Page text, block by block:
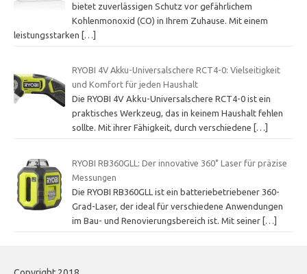
bietet zuverlässigen Schutz vor gefährlichem
Kohlenmonoxid (CO) in Ihrem Zuhause. Mit einem
leistungsstarken
[…]
RYOBI 4V Akku-Universalschere RCT4-0: Vielseitigkeit
und Komfort für jeden Haushalt
Die RYOBI 4V Akku-Universalschere RCT4-0 ist ein
praktisches Werkzeug, das in keinem Haushalt fehlen
sollte. Mit ihrer Fähigkeit, durch verschiedene
[…]
RYOBI RB360GLL: Der innovative 360˚ Laser für präzise
Messungen
Die RYOBI RB360GLL ist ein batteriebetriebener 360-
Grad-Laser, der ideal für verschiedene Anwendungen
im Bau- und Renovierungsbereich ist. Mit seiner […]